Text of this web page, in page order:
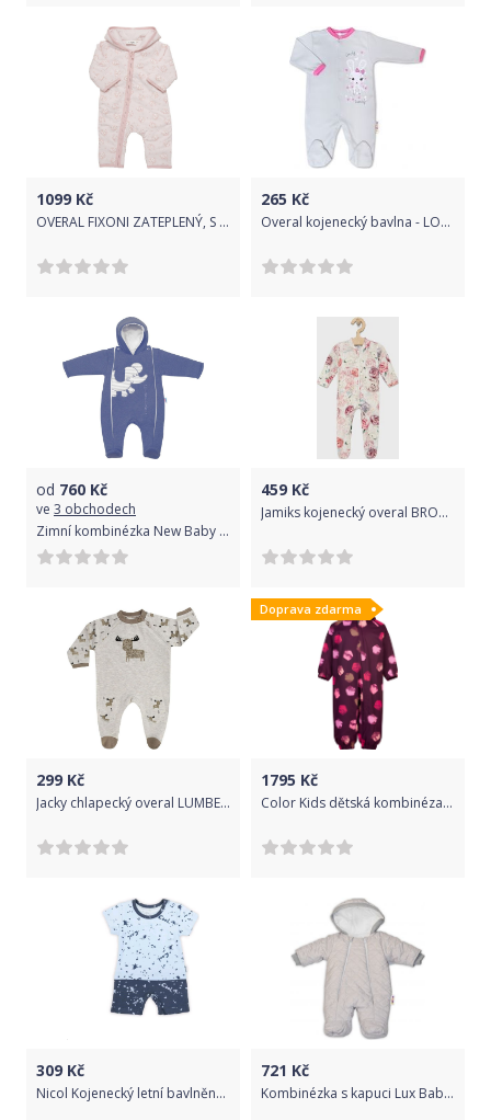
1099 Kč
OVERAL FIXONI ZATEPLENÝ, S KYTIČKAMI, MAGANO CALCITE Velikost: 62
265 Kč
Overal kojenecký bavlna - LOVELY BUNNY šedý s růžovou - vel.86
od 760 Kč
ve 3 obchodech
Zimní kombinézka New Baby Winter Elephant jeans 74 (6-9m)
459 Kč
Jamiks kojenecký overal BROMO - JWE013 - 4 - pivoňky Velikost: 62
299 Kč
Jacky chlapecký overal LUMBERJACK 56 béžová
Doprava zdarma
1795 Kč
Color Kids dětská kombinéza AOP, AF 10000 740304 - 5590 Velikost: 92
309 Kč
Nicol Kojenecký letní bavlněný overal Max light 100% bavlna 74 (6-9m)
721 Kč
Kombinézka s kapuci Lux Baby Nellys ®prošívaná/kostičky - sv. šedá